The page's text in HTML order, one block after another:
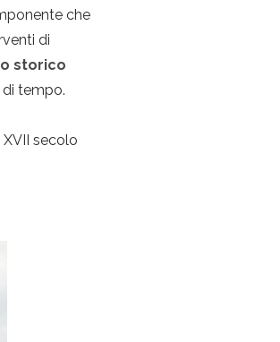
che
di
storico
di tempo.
secolo